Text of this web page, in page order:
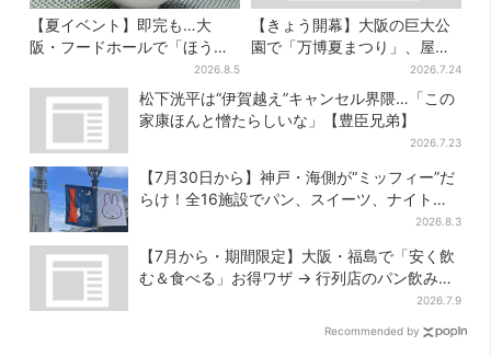
【夏イベント】即完も…大
阪・フードホールで「ほうせ
き箱」の“限定かき氷”が復
活！一夜限りの盆踊りも
2026.8.5
【きょう開幕】大阪の巨大公
園で「万博夏まつり」、屋台
グルメ＆幻想的イルミネーシ
ョン…計27日間開催
2026.7.24
松下洸平は“伊賀越え”キャンセル界隈…「この
家康ほんと憎たらしいな」【豊臣兄弟】
2026.7.23
【7月30日から】神戸・海側が“ミッフィー”だ
らけ！全16施設でパン、スイーツ、ナイトマ
2026.8.3
【7月から・期間限定】大阪・福島で「安く飲
む＆食べる」お得ワザ → 行列店のパン飲みセ
2026.7.9
Recommended by